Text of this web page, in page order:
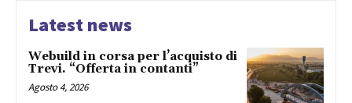
Latest news
Webuild in corsa per l’acquisto di
Trevi. “Offerta in contanti”
Agosto 4, 2026